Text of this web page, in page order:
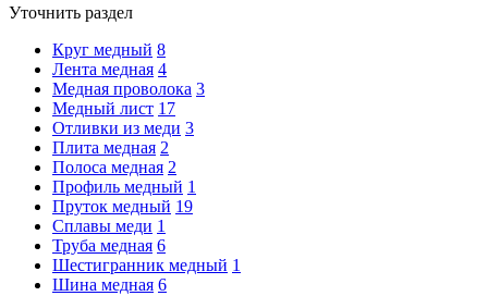
Уточнить раздел
Круг медный 8
Лента медная 4
Медная проволока 3
Медный лист 17
Отливки из меди 3
Плита медная 2
Полоса медная 2
Профиль медный 1
Пруток медный 19
Сплавы меди 1
Труба медная 6
Шестигранник медный 1
Шина медная 6